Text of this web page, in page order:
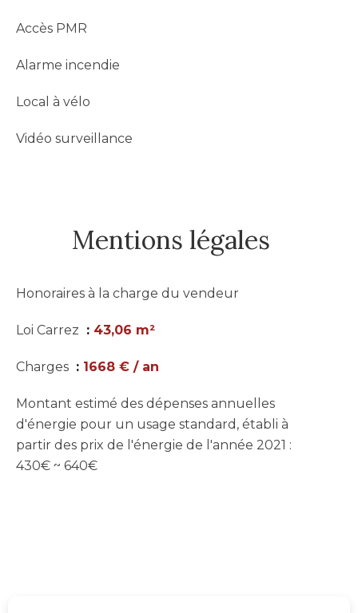
Accès PMR
Alarme incendie
Local à vélo
Vidéo surveillance
Mentions légales
Honoraires à la charge du vendeur
Loi Carrez 43,06 m²
Charges 1668 € / an
Montant estimé des dépenses annuelles
d'énergie pour un usage standard, établi à
partir des prix de l'énergie de l'année 2021 :
430€ ~ 640€